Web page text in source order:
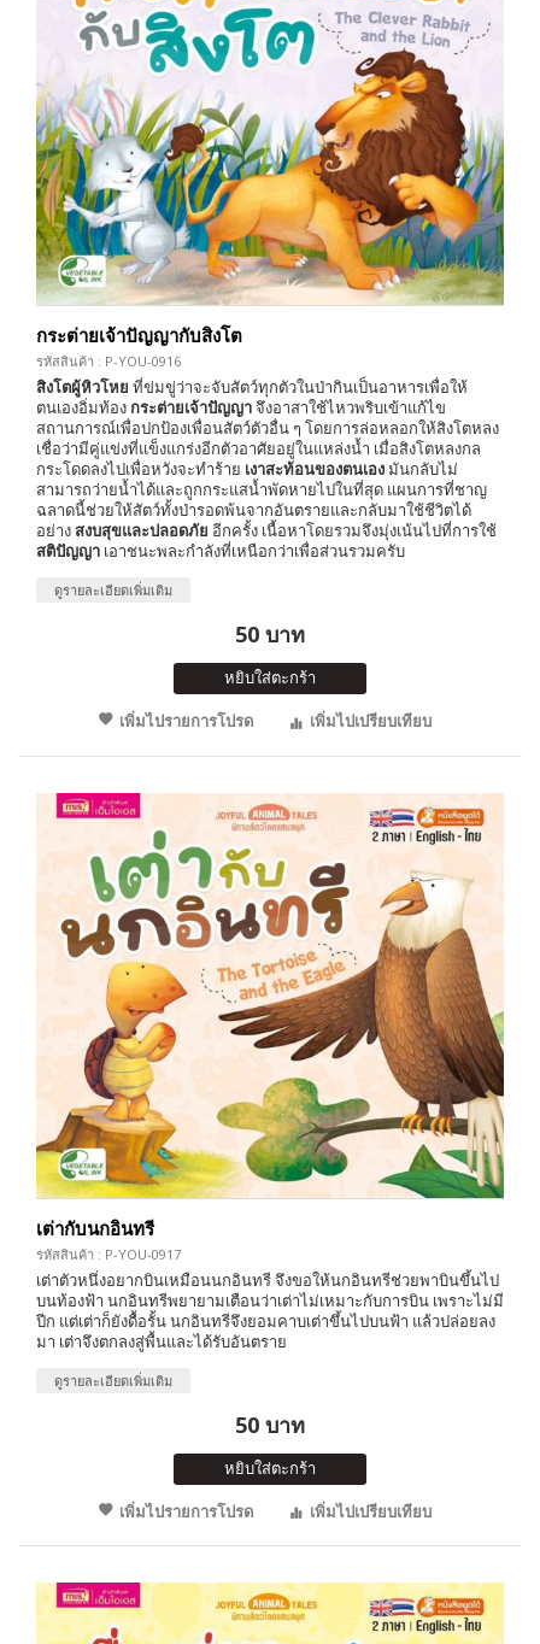
กระต่ายเจ้าปัญญากับสิงโต
รหัสสินค้า : P-YOU-0916
สิงโตผู้หิวโหย ที่ข่มขู่ว่าจะจับสัตว์ทุกตัวในป่ากินเป็นอาหารเพื่อให้
ตนเองอิ่มท้องกระต่ายเจ้าปัญญาจึงอาสาใช้ไหวพริบเข้าแก้ไข
สถานการณ์เพื่อปกป้องเพื่อนสัตว์ตัวอื่น ๆ โดยการล่อหลอกให้สิงโตหลง
เชื่อว่ามีคู่แข่งที่แข็งแกร่งอีกตัวอาศัยอยู่ในแหล่งน้ำ เมื่อสิงโตหลงกล
กระโดดลงไปเพื่อหวังจะทำร้าย เงาสะท้อนของตนเองมันกลับไม่
สามารถว่ายน้ำได้และถูกกระแสน้ำพัดหายไปในที่สุด แผนการที่ชาญ
ฉลาดนี้ช่วยให้สัตว์ทั้งป่ารอดพ้นจากอันตรายและกลับมาใช้ชีวิตได้
อย่างสงบสุขและปลอดภัย อีกครั้ง เนื้อหาโดยรวมจึงมุ่งเน้นไปที่การใช้
สติปัญญา เอาชนะพละกำลังที่เหนือกว่าเพื่อส่วนรวมครับ
ดูรายละเอียดเพิ่มเติม
50 บาท
หยิบใส่ตะกร้า
เพิ่มไปรายการโปรด
เพิ่มไปเปรียบเทียบ
เต่ากับนกอินทรี
รหัสสินค้า : P-YOU-0917
เต่าตัวหนึ่งอยากบินเหมือนนกอินทรี จึงขอให้นกอินทรีช่วยพาบินขึ้นไป
บนท้องฟ้า นกอินทรีพยายามเตือนว่าเต่าไม่เหมาะกับการบิน เพราะไม่มี
ปีก แต่เต่าก็ยังดื้อรั้น นกอินทรีจึงยอมคาบเต่าขึ้นไปบนฟ้า แล้วปล่อยลง
มา เต่าจึงตกลงสู่พื้นและได้รับอันตราย
ดูรายละเอียดเพิ่มเติม
50 บาท
หยิบใส่ตะกร้า
เพิ่มไปรายการโปรด
เพิ่มไปเปรียบเทียบ